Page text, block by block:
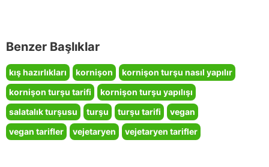
Benzer Başlıklar
kış hazırlıkları kornişon
kornişon turşu nasıl yapılır
kornişon turşu tarifi
kornişon turşu yapılışı
salatalık turşusu
turşu turşu tarifi
vegan
vegan tarifler
vejetaryen vejetaryen tarifler